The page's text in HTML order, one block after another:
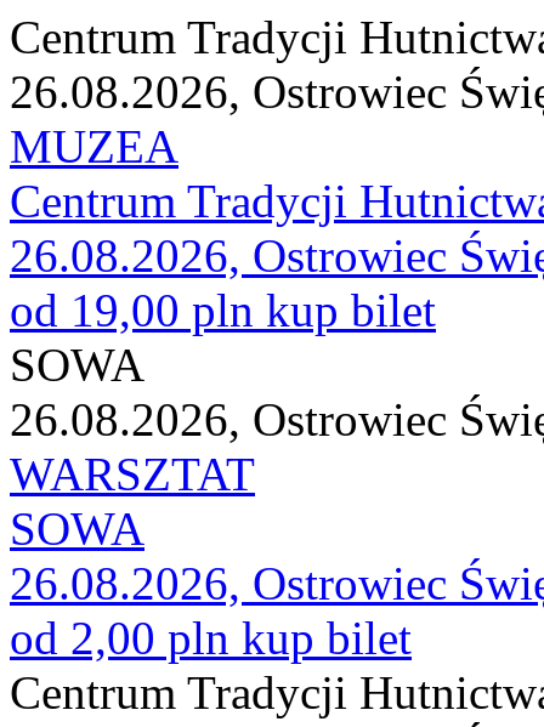
Centrum Tradycji
26.08.2026, Ostrowiec
MUZEA
Centrum Tradycji
26.08.2026, Ostrowiec
od 19,00 pln kup bilet
SOWA
26.08.2026, Ostrowiec
WARSZTAT
SOWA
26.08.2026, Ostrowiec
od 2,00 pln kup bilet
Centrum Tradycji